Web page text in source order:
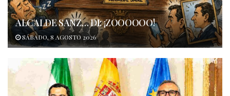
ALCALDE SANZ… DI: ¡ZOOOOOO!
SÁBADO, 8 AGOSTO 2026